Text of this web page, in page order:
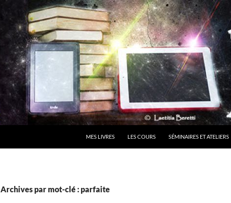
MES LIVRES LES COURS SÉMINAIRES ET ATELIERS
Archives par mot-clé : parfaite